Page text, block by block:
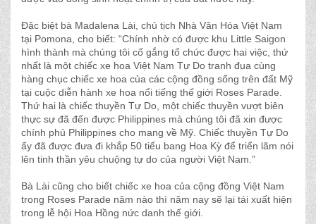
Ðặc biệt bà Madalena Lài, chủ tịch Nhà Văn Hóa Việt Nam
tại Pomona, cho biết: “Chính nhờ có được khu Little Saigon
hình thành mà chúng tôi cố gắng tổ chức được hai việc, thứ
nhất là một chiếc xe hoa Việt Nam Tự Do tranh đua cùng
hàng chục chiếc xe hoa của các cộng đồng sống trên đất Mỹ
tại cuộc diễn hành xe hoa nổi tiếng thế giới Roses Parade.
Thứ hai là chiếc thuyền Tự Do, một chiếc thuyền vượt biên
thực sự đã đến được Philippines mà chúng tôi đã xin được
chính phủ Philippines cho mang về Mỹ. Chiếc thuyền Tự Do
ấy đã được đưa đi khắp 50 tiểu bang Hoa Kỳ để triển lãm nói
lên tinh thần yêu chuộng tự do của người Việt Nam.”
Bà Lài cũng cho biết chiếc xe hoa của cộng đồng Việt Nam
trong Roses Parade năm nào thì năm nay sẽ lại tái xuất hiện
trong lễ hội Hoa Hồng nức danh thế giới.